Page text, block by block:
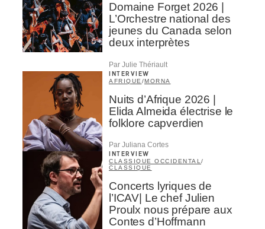
Domaine Forget 2026 |
L’Orchestre national des
jeunes du Canada selon
deux interprètes
Par Julie Thériault
INTERVIEW
AFRIQUE /MORNA
Nuits d’Afrique 2026 |
Elida Almeida électrise le
folklore capverdien
Par Juliana Cortes
INTERVIEW
CLASSIQUE OCCIDENTAL /
CLASSIQUE
Concerts lyriques de
l’ICAV| Le chef Julien
Proulx nous prépare aux
Contes d’Hoffmann